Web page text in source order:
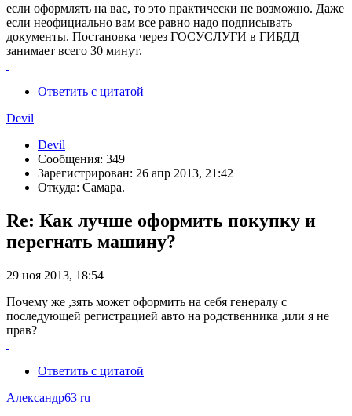
если оформлять на вас, то это практически не возможно. Даже
если неофициально вам все равно надо подписывать
документы. Постановка через ГОСУСЛУГИ в ГИБДД
занимает всего 30 минут.
Ответить с цитатой
Devil
Devil
Сообщения: 349
Зарегистрирован: 26 апр 2013, 21:42
Откуда: Самара.
Re: Как лучше оформить покупку и
перегнать машину?
29 ноя 2013, 18:54
Почему же ,зять может оформить на себя генералу с
последующей регистрацией авто на родственника ,или я не
прав?
Ответить с цитатой
Александр63 ru